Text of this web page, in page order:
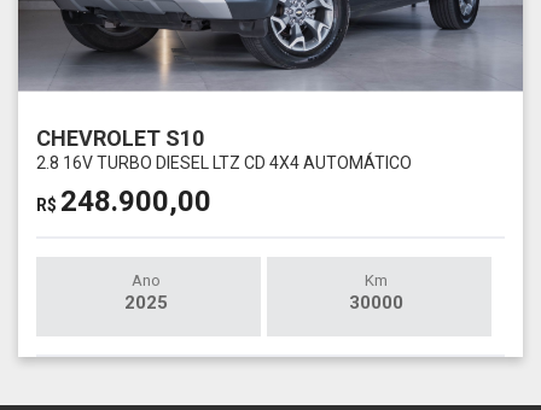
CHEVROLET S10
2.8 16V TURBO DIESEL LTZ CD 4X4 AUTOMÁTICO
R$ 248.900,00
Ano
2025
Km
30000